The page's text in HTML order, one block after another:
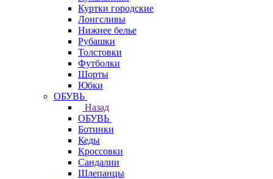
Куртки городские
Лонгсливы
Нижнее белье
Рубашки
Толстовки
Футболки
Шорты
Юбки
ОБУВЬ
Назад
ОБУВЬ
Ботинки
Кеды
Кроссовки
Сандалии
Шлепанцы